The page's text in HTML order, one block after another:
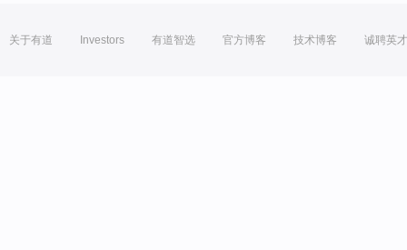
关于有道 Investors 有道智选 官方博客 技术博客 诚聘英才